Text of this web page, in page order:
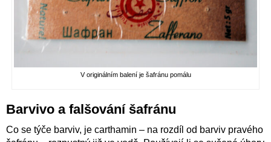
V originálním balení je šafránu pomálu
Barvivo a falšování šafránu
Co se týče barviv, je carthamin – na rozdíl od barviv pravého